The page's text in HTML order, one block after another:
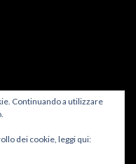
Continuando a utilizzare
dei cookie, leggi qui: